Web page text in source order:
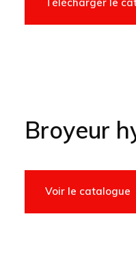
Télécharger le
Broyeur
Voir le catalogue